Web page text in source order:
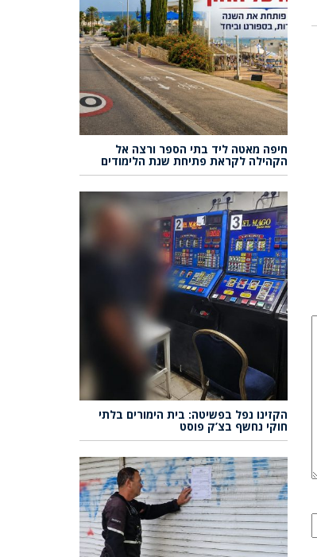
חיפה מאטה ליד בתי הספר ורצה אל
הקהילה לקראת פתיחת שנת הלימודים
הקזינו נפל בפשיטה: בית הימורים בלתי
חוקי נחשף בצ’ק פוסט